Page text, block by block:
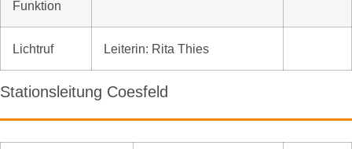
Funktion
Lichtruf Leiterin: Rita Thies
Stationsleitung Coesfeld